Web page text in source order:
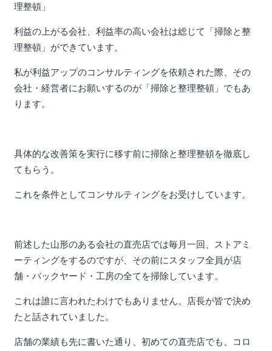
理整頓」
利益の上がる会社、利益率の高い会社は総じて「掃除と整
理整頓」ができています。
私が利益アップのコンサルティングを依頼された際、その
会社・経営者にお願いするのが「掃除と整理整頓」でもあ
ります。
具体的な改善策を実行に移す前に掃除と整理整頓を徹底し
てもらう。
これを条件としてコンサルティングをお受けしています。
前述した山形のある会社の直売店では毎月一回、ストアミ
ーティングをするのですが、その前にスタッフ全員が店
舗・バックヤード・工房の全てを掃除しています。
これは誰に言われたわけでもありません。店長が皆で決め
たと話されていました。
店舗の業績も先に書いた通り、初めての直売店でも、コロ